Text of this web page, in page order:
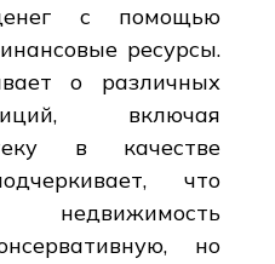
с помощью
ресурсы.
о различных
включая
в качестве
что
но